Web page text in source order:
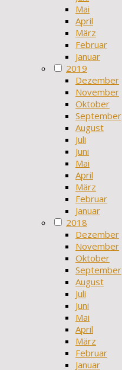
Mai
April
März
Februar
Januar
2019
Dezember
November
Oktober
September
August
Juli
Juni
Mai
April
März
Februar
Januar
2018
Dezember
November
Oktober
September
August
Juli
Juni
Mai
April
März
Februar
Januar